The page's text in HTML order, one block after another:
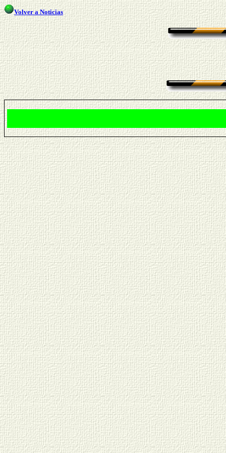
Volver a Noticias